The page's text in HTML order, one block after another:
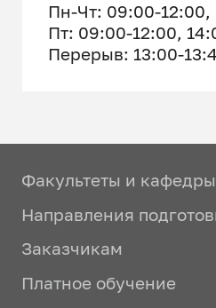
Пн-Чт: 09:00-12:00,
Пт: 09:00-12:00,
Перерыв: 13:00-
Факультеты и кафедры
Направления
Заказчикам
Платное обучение